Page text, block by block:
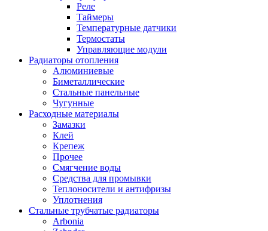
Реле
Таймеры
Температурные датчики
Термостаты
Управляющие модули
Радиаторы отопления
Алюминиевые
Биметаллические
Стальные панельные
Чугунные
Расходные материалы
Замазки
Клей
Крепеж
Прочее
Смягчение воды
Средства для промывки
Теплоносители и антифризы
Уплотнения
Стальные трубчатые радиаторы
Arbonia